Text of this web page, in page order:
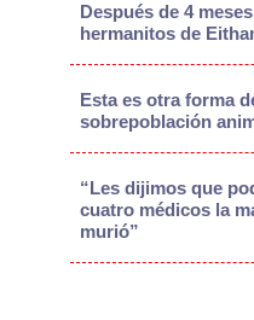
Después de 4
hermanitos de
Esta es otra forma
sobrepoblación
“Les dijimos que
cuatro médicos la
murió”